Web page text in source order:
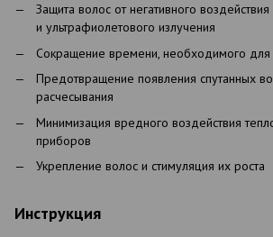
Защита волос от негативного
и ультрафиолетового излучения
Сокращение времени, необходимого для
Предотвращение появления спутанных
расчесывания
Минимизация вредного воздействия
приборов
Укрепление волос и стимуляция их роста
Инструкция